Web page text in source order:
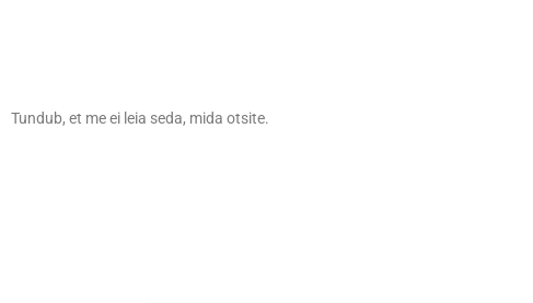
Tundub, et me ei leia seda, mida otsite.